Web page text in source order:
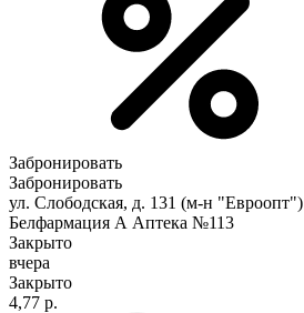
Забронировать
Забронировать
ул. Слободская, д. 131 (м-н "Евроопт")
Белфармация А Аптека №113
Закрыто
вчера
Закрыто
4,77 р.